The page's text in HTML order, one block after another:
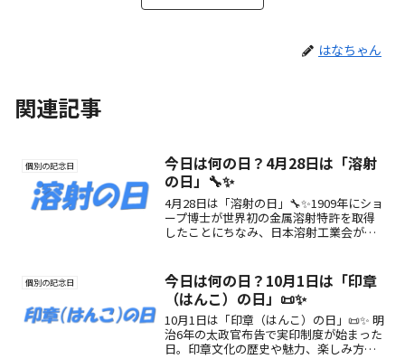
はなちゃん
関連記事
個別の記念日
今日は何の日？4月28日は「溶射
の日」🔧✨
4月28日は「溶射の日」🔧✨1909年にショ
ープ博士が世界初の金属溶射特許を取得
したことにちなみ、日本溶射工業会が制
個別の記念日
今日は何の日？10月1日は「印章
（はんこ）の日」📜✨
10月1日は「印章（はんこ）の日」📜✨ 明
治6年の太政官布告で実印制度が始まった
日。印章文化の歴史や魅力、楽しみ方を